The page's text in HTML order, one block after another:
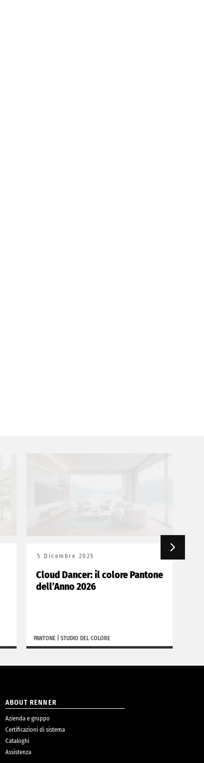
5 Dicembre 2025
Cloud Dancer: il colore Pantone
dell’Anno 2026
PANTONE STUDIO DEL COLORE
ABOUT RENNER
Azienda e gruppo
Certificazioni di sistema
Cataloghi
Assistenza